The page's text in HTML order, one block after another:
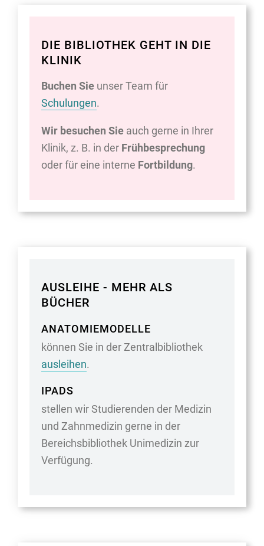
DIE BIBLIOTHEK GEHT IN DIE
KLINIK
Buchen Sie unser Team für
Schulungen.
Wir besuchen Sie auch gerne in Ihrer
Klinik, z. B. in der Frühbesprechung
oder für eine interne Fortbildung.
AUSLEIHE - MEHR ALS
BÜCHER
ANATOMIEMODELLE
können Sie in der Zentralbibliothek
ausleihen.
IPADS
stellen wir Studierenden der Medizin
und Zahnmedizin gerne in der
Bereichsbibliothek Unimedizin zur
Verfügung.